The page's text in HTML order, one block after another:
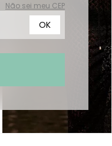
Não sei meu CEP
OK